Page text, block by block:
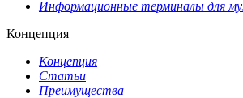
Информационные терминалы для
Концепция
Концепция
Статьи
Преимущества